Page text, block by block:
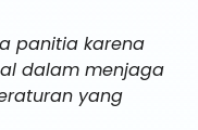
panitia karena
dalam menjaga
yang